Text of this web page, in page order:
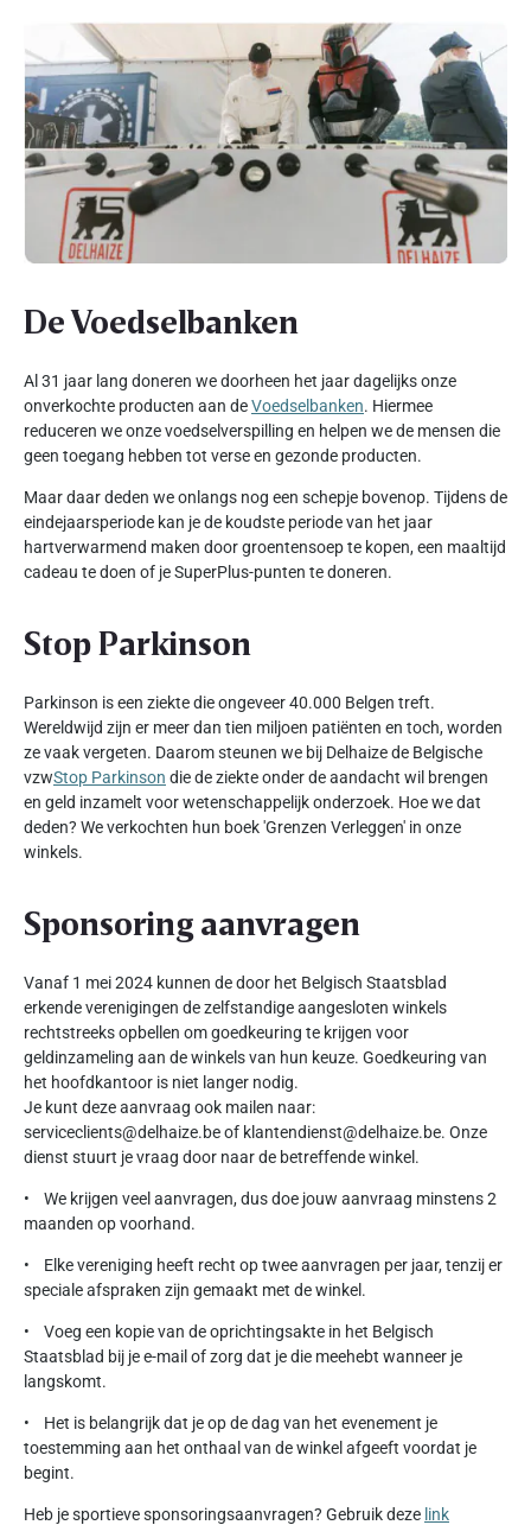
De Voedselbanken
Al 31 jaar lang doneren we doorheen het jaar dagelijks onze
onverkochte producten aan deVoedselbanken. Hiermee
reduceren we onze voedselverspilling en helpen we de mensen die
geen toegang hebben tot verse en gezonde producten.
Maar daar deden we onlangs nog een schepje bovenop. Tijdens de
eindejaarsperiode kan je de koudste periode van het jaar
hartverwarmend maken door groentensoep te kopen, een maaltijd
cadeau te doen of je SuperPlus-punten te doneren.
Stop Parkinson
Parkinson is een ziekte die ongeveer 40.000 Belgen treft.
Wereldwijd zijn er meer dan tien miljoen patiënten en toch, worden
ze vaak vergeten. Daarom steunen we bij Delhaize de Belgische
vzwStop Parkinson die de ziekte onder de aandacht wil brengen
en geld inzamelt voor wetenschappelijk onderzoek. Hoe we dat
deden? We verkochten hun boek 'Grenzen Verleggen' in onze
winkels.
Sponsoring aanvragen
Vanaf 1 mei 2024 kunnen de door het Belgisch Staatsblad
erkende verenigingen de zelfstandige aangesloten winkels
rechtstreeks opbellen om goedkeuring te krijgen voor
geldinzameling aan de winkels van hun keuze. Goedkeuring van
het hoofdkantoor is niet langer nodig.
Je kunt deze aanvraag ook mailen naar:
serviceclients@delhaize.be of klantendienst@delhaize.be. Onze
dienst stuurt je vraag door naar de betreffende winkel.
• We krijgen veel aanvragen, dus doe jouw aanvraag minstens 2
maanden op voorhand.
• Elke vereniging heeft recht op twee aanvragen per jaar, tenzij er
speciale afspraken zijn gemaakt met de winkel.
• Voeg een kopie van de oprichtingsakte in het Belgisch
Staatsblad bij je e-mail of zorg dat je die meehebt wanneer je
langskomt.
• Het is belangrijk dat je op de dag van het evenement je
toestemming aan het onthaal van de winkel afgeeft voordat je
begint.
Heb je sportieve sponsoringsaanvragen? Gebruik deze link